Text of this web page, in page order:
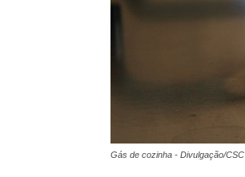
Gás de cozinha - Divulgação/CSC